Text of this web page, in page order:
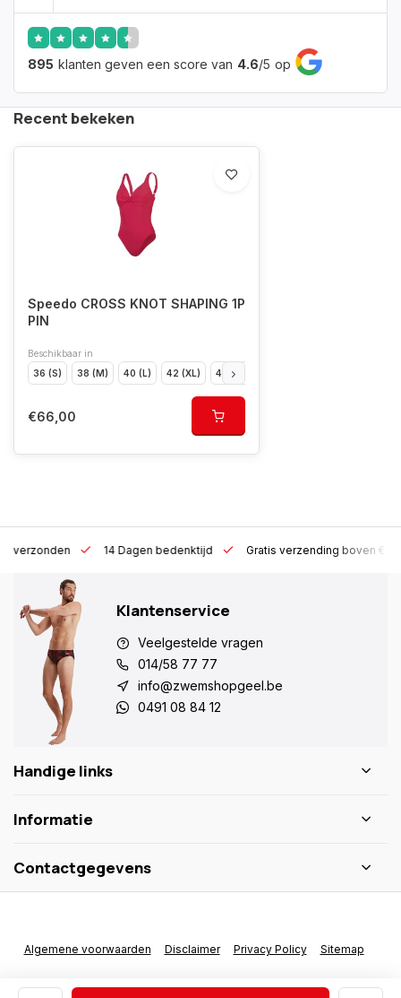
895 klanten geven een score van 4.6/5 op
Recent bekeken
Speedo CROSS KNOT SHAPING 1P
PIN
Beschikbaar in
36 (S)
38 (M) 40 (L) 42 (XL) 44 (XXL)
€66,00
h verzonden 14 Dagen bedenktijd Gratis verzending boven
Klantenservice
Veelgestelde vragen
014/58 77 77
info@zwemshopgeel.be
0491 08 84 12
Handige links
Informatie
Contactgegevens
Algemene voorwaarden Disclaimer Privacy Policy Sitemap